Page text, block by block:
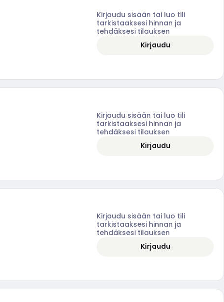
Kirjaudu sisään tai luo tili
tarkistaaksesi hinnan ja
tehdäksesi tilauksen
Kirjaudu
Kirjaudu sisään tai luo tili
tarkistaaksesi hinnan ja
tehdäksesi tilauksen
Kirjaudu
Kirjaudu sisään tai luo tili
tarkistaaksesi hinnan ja
tehdäksesi tilauksen
Kirjaudu